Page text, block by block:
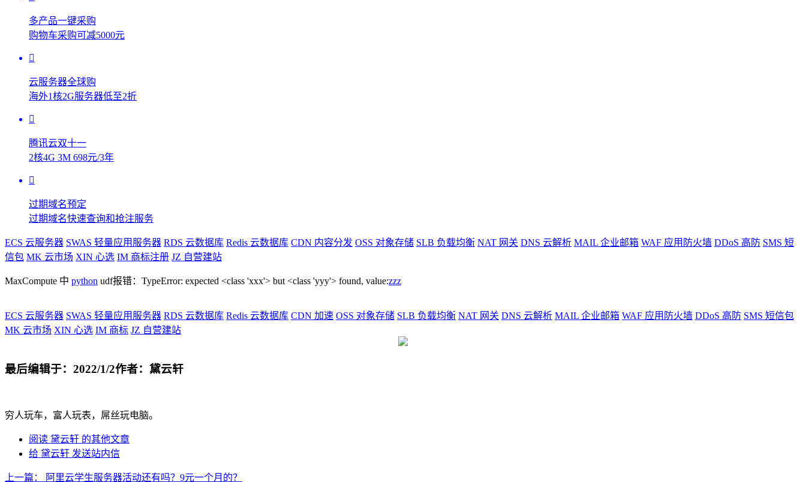
多产品一键采购
购物车采购可减5000元
云服务器全球购
海外1核2G服务器低至2折
腾讯云双十一
2核4G 3M 698元/3年
过期域名预定
过期域名快速查询和抢注服务
ECS 云服务器 SWAS 轻量应用服务器 RDS 云数据库 Redis 云数据库 CDN 内容分发 OSS 对象存储 SLB 负载均衡 NAT 网关 DNS 云解析 MAIL 企业邮箱 WAF 应用防火墙 DDoS 高防 SMS 短
信包 MK 云市场 XIN 心选 IM 商标注册 JZ 自营建站
MaxCompute 中 python udf报错：TypeError: expected <class 'xxx'> but <class 'yyy'> found, value:zzz
ECS 云服务器 SWAS 轻量应用服务器 RDS 云数据库 Redis 云数据库 CDN 加速 OSS 对象存储 SLB 负载均衡 NAT 网关 DNS 云解析 MAIL 企业邮箱 WAF 应用防火墙 DDoS 高防 SMS 短信包
MK 云市场 XIN 心选 IM 商标 JZ 自营建站
最后编辑于：2022/1/2作者：黛云轩
穷人玩车，富人玩表，屌丝玩电脑。
阅读 黛云轩 的其他文章
给 黛云轩 发送站内信
上一篇：
阿里云学生服务器活动还有吗？9元一个月的？